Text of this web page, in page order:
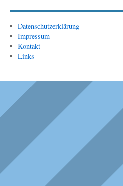
Datenschutzerklärung
Impressum
Kontakt
Links